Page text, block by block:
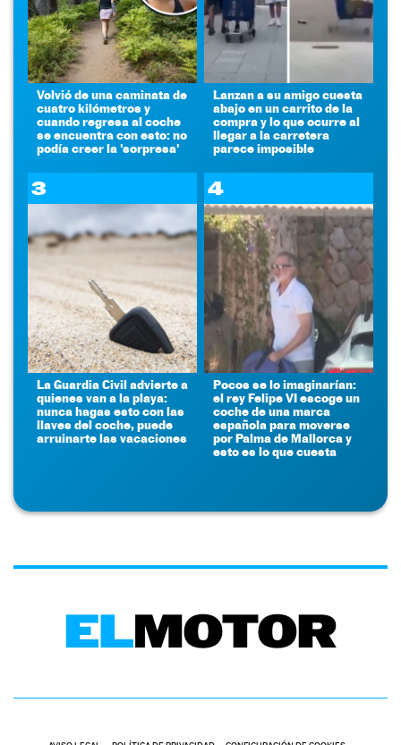
Volvió de una caminata de
cuatro kilómetros y
cuando regresa al coche
se encuentra con esto: no
podía creer la 'sorpresa'
Lanzan a su amigo cuesta
abajo en un carrito de la
compra y lo que ocurre al
llegar a la carretera
parece imposible
3
La Guardia Civil advierte a
quienes van a la playa:
nunca hagas esto con las
llaves del coche, puede
arruinarte las vacaciones
4
Pocos se lo imaginarían:
el rey Felipe VI escoge un
coche de una marca
española para moverse
por Palma de Mallorca y
esto es lo que cuesta